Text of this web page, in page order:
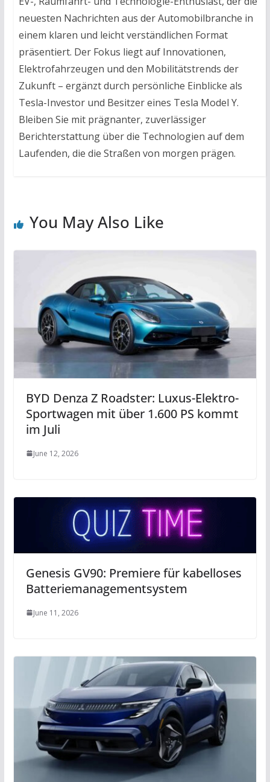
neuesten Nachrichten aus der Automobilbranche in
einem klaren und leicht verständlichen Format
präsentiert. Der Fokus liegt auf Innovationen,
Elektrofahrzeugen und den Mobilitätstrends der
Zukunft – ergänzt durch persönliche Einblicke als
Tesla-Investor und Besitzer eines Tesla Model Y.
Bleiben Sie mit prägnanter, zuverlässiger
Berichterstattung über die Technologien auf dem
Laufenden, die die Straßen von morgen prägen.
You May Also Like
BYD Denza Z Roadster: Luxus-Elektro-
Sportwagen mit über 1.600 PS kommt
im Juli
June 12, 2026
Genesis GV90: Premiere für kabelloses
Batteriemanagementsystem
June 11, 2026